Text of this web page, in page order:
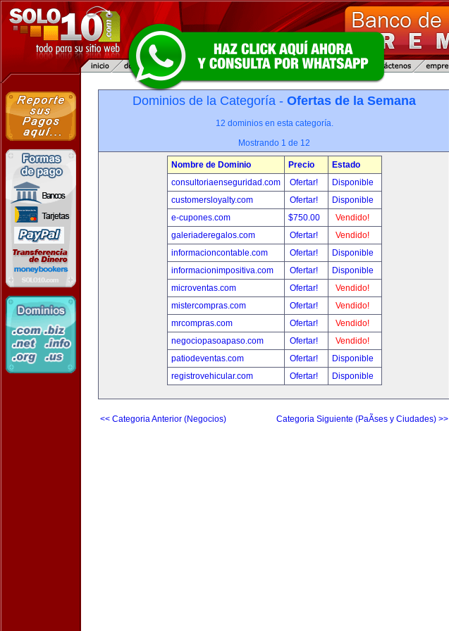
Dominios de la Categoría - Ofertas de la Semana
12 dominios en esta categoría.
Mostrando 1 de 12
Nombre de Dominio Precio
Estado
consultoriaenseguridad.com
Ofertar!
Disponible
customersloyalty.com
Ofertar!
Disponible
e-cupones.com
$750.00
Vendido!
galeriaderegalos.com
Ofertar!
Vendido!
informacioncontable.com
Ofertar!
Disponible
informacionimpositiva.com
Ofertar!
Disponible
microventas.com
Ofertar!
Vendido!
mistercompras.com
Ofertar!
Vendido!
mrcompras.com
Ofertar!
Vendido!
negociopasoapaso.com
Ofertar!
Vendido!
patiodeventas.com
Ofertar!
Disponible
registrovehicular.com
Ofertar! Disponible
<< Categoria Anterior (Negocios) Categoria Siguiente (PaÃ­ses y Ciudades) >>